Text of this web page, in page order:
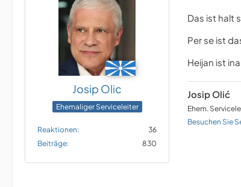
Josip Olic
Ehemaliger Serviceleiter
Reaktionen
36
Beiträge
830
Das ist halt
Per se ist
Heijan ist
Josip Olić
Ehem.
Besuchen Sie